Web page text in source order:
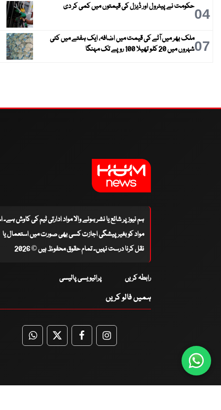
04حکومت نے پیٹرول اور ڈیزل کی قیمتوں میں کمی کر دی
07ملک بھر میں آٹے کی قیمت میں اضافہ، ایک ہفتے میں کئی
شہروں میں 20 کلو تھیلا 100 روپے تک مہنگا
ہم نیوز پر شائع یا نشر ہونے والا مواد ادارتی ٹیم کی کاوش
مواد کو بغیر پیشگی اجازت کسی بھی صورت میں استعمال یا
نقل کرنا درست نہیں۔ تمام حقوق محفوظ ہیں © 2026
رابطہ کریں پرائیویسی پالیسی
ہمیں فالو کریں
WhatsApp
TwitterFacebookFacebook